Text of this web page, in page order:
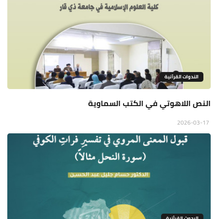
الندوات القرآنية
النص اللاهوتي في الكتب السماوية